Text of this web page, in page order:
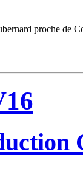
proche de